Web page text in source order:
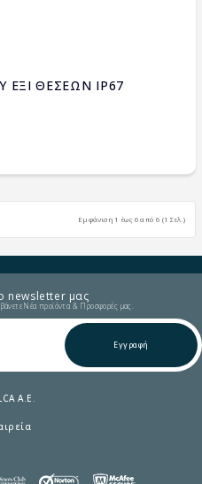
ΕΞΙ ΘΕΣΕΩΝ IP67
Εμφάνιση 1 έως 6 από 6 (1 Σελ.)
newsletter μας
Νέα προϊόντα & Προσφορές μας.
Εγγραφή
A.E.